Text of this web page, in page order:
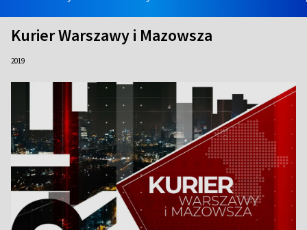
Kurier Warszawy i Mazowsza
2019